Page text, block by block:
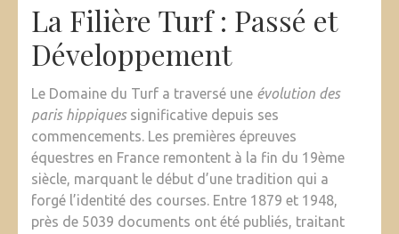
La Filière Turf : Passé et
Développement
Le Domaine du Turf a traversé une évolution des
paris hippiquessignificative depuis ses
commencements. Les premières épreuves
équestres en France remontent à la fin du 19ème
siècle, marquant le début d’une tradition qui a
forgé l’identité des courses. Entre 1879 et 1948,
près de 5039 documents ont été publiés, traitant